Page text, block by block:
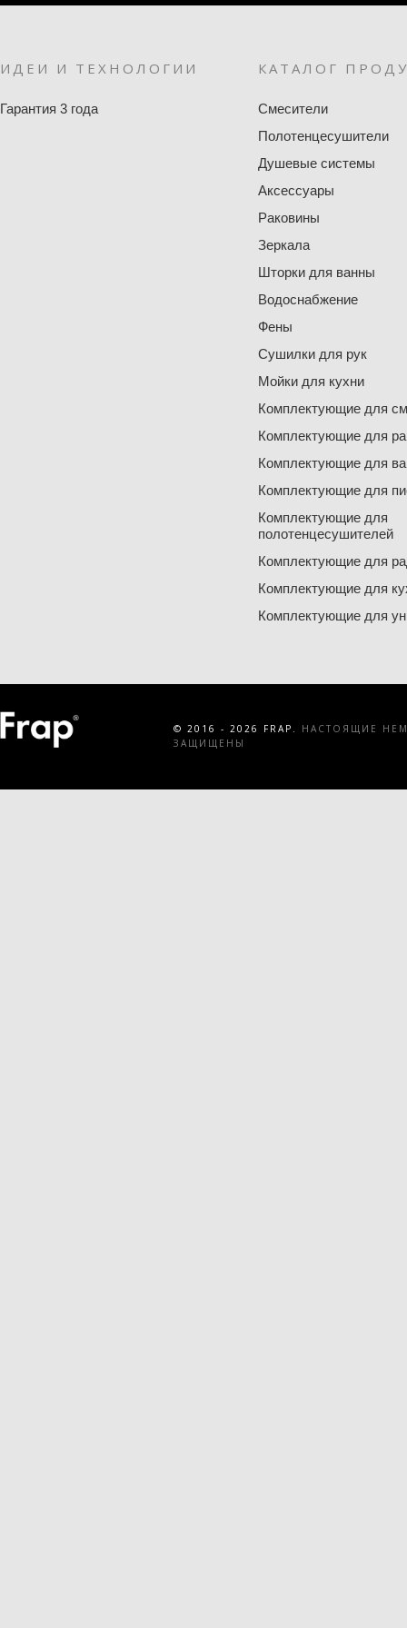
ИДЕИ И ТЕХНОЛОГИИ
Гарантия 3 года
КАТАЛОГ
Смесители
Полотенцесушители
Душевые системы
Аксессуары
Раковины
Зеркала
Шторки для ванны
Водоснабжение
Фены
Сушилки для рук
Мойки для кухни
Комплектующие для
Комплектующие для
Комплектующие для
Комплектующие для
Комплектующие для
полотенцесушителей
Комплектующие для
Комплектующие для
Комплектующие для
© 2016 - 2026 FRAP.
НАСТОЯЩИЕ
ЗАЩИЩЕНЫ